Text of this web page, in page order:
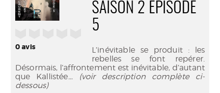
0avis
SAISON 2 ÉPISODE
5
L’inévitable se produit : les
rebelles se font repérer.
Désormais, l’affrontement est inévitable, d’autant
que Kallistée... (voir description complète ci-
dessous)